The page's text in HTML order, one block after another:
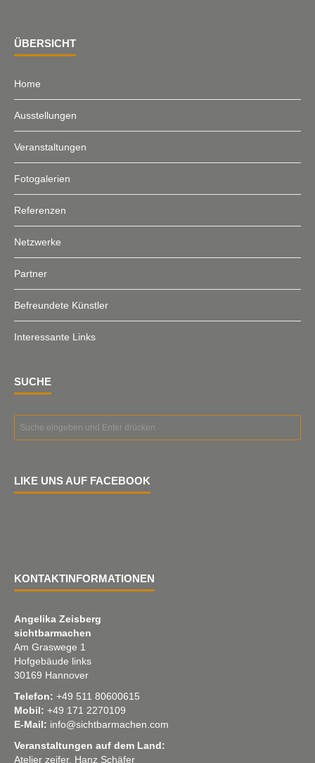
ÜBERSICHT
Home
Ausstellungen
Veranstaltungen
Fotogalerien
Referenzen
Netzwerke
Partner
Befreundete Künstler
Interessante Links
SUCHE
LIKE UNS AUF FACEBOOK
KONTAKTINFORMATIONEN
Angelika Zeisberg
sichtbarmachen
Am Graswege 1
Hofgebäude links
30169 Hannover
Telefon: +49 511 80600615
Mobil: +49 171 2270109
E-Mail: info@sichtbarmachen.com
Veranstaltungen auf dem Land:
Atelier zeifer, Hanz Schäfer